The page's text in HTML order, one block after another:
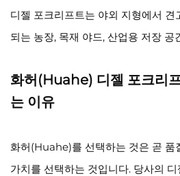
디젤 포크리프트는 야외 지형에서
되는 농장, 목재 야드, 산업용 저장 공
화허(Huahe) 디젤 포크리
는 이유
화허(Huahe)를 선택하는 것은 곧 품
가치를 선택하는 것입니다. 당사의